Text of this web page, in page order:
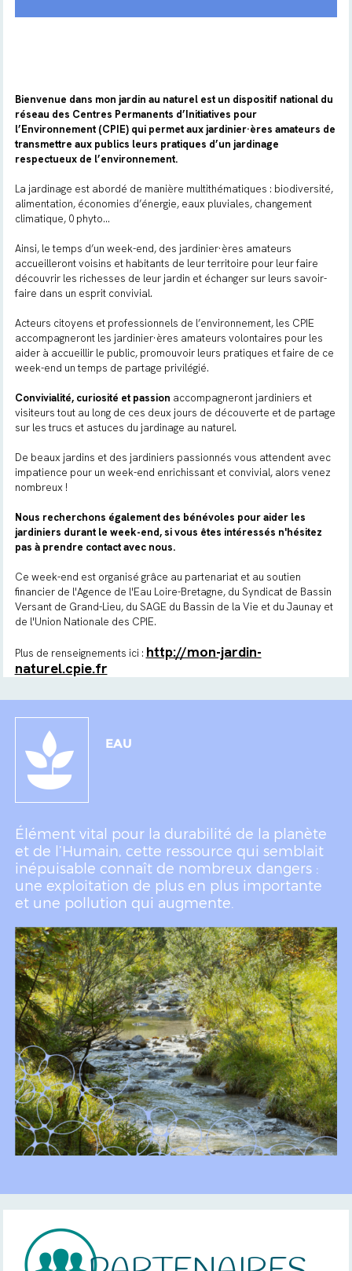
Bienvenue dans mon jardin au naturel est un dispositif national du
réseau des Centres Permanents d’Initiatives pour
l’Environnement (CPIE) qui permet aux jardinier·ères amateurs de
transmettre aux publics leurs pratiques d’un jardinage
respectueux de l’environnement.
La jardinage est abordé de manière multithématiques : biodiversité,
alimentation, économies d’énergie, eaux pluviales, changement
climatique, 0 phyto…
Ainsi, le temps d’un week-end, des jardinier·ères amateurs
accueilleront voisins et habitants de leur territoire pour leur faire
découvrir les richesses de leur jardin et échanger sur leurs savoir-
faire dans un esprit convivial.
Acteurs citoyens et professionnels de l’environnement, les CPIE
accompagneront les jardinier·ères amateurs volontaires pour les
aider à accueillir le public, promouvoir leurs pratiques et faire de ce
week-end un temps de partage privilégié.
Convivialité, curiosité et passion accompagneront jardiniers et
visiteurs tout au long de ces deux jours de découverte et de partage
sur les trucs et astuces du jardinage au naturel.
De beaux jardins et des jardiniers passionnés vous attendent avec
impatience pour un week-end enrichissant et convivial, alors venez
nombreux !
Nous recherchons également des bénévoles pour aider les
jardiniers durant le week-end, si vous êtes intéressés n'hésitez
pas à prendre contact avec nous.
Ce week-end est organisé grâce au partenariat et au soutien
financier de l'Agence de l'Eau Loire-Bretagne, du Syndicat de Bassin
Versant de Grand-Lieu, du SAGE du Bassin de la Vie et du Jaunay et
de l'Union Nationale des CPIE.
Plus de renseignements ici : http://mon-jardin-
naturel.cpie.fr
EAU
Élément vital pour la durabilité de la planète
et de l’Humain, cette ressource qui semblait
inépuisable connaît de nombreux dangers :
une exploitation de plus en plus importante
et une pollution qui augmente.